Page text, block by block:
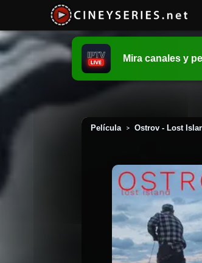
Mira canales y
Película > Ostrov - Lost